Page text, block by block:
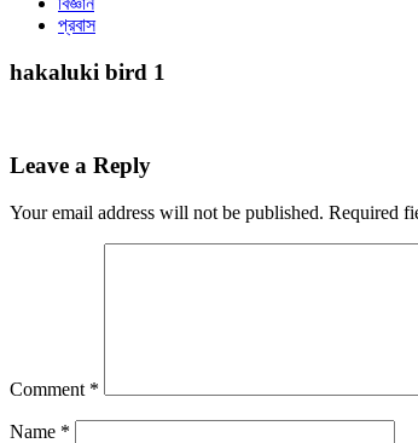
প্রবাস
hakaluki bird 1
Leave a Reply
Your email address will not be published. Required
Comment *
Name *